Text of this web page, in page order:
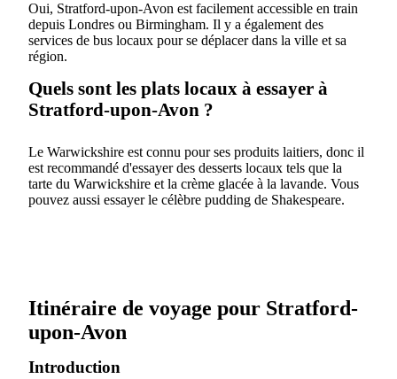
Oui, Stratford-upon-Avon est facilement accessible en train
depuis Londres ou Birmingham. Il y a également des
services de bus locaux pour se déplacer dans la ville et sa
région.
Quels sont les plats locaux à essayer à
Stratford-upon-Avon ?
Le Warwickshire est connu pour ses produits laitiers, donc il
est recommandé d'essayer des desserts locaux tels que la
tarte du Warwickshire et la crème glacée à la lavande. Vous
pouvez aussi essayer le célèbre pudding de Shakespeare.
Itinéraire de voyage pour Stratford-
upon-Avon
Introduction